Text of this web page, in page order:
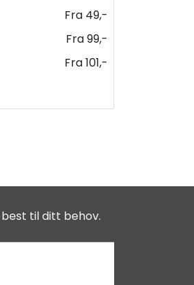
Fra 49,-
Fra 99,-
Fra 101,-
til ditt behov.